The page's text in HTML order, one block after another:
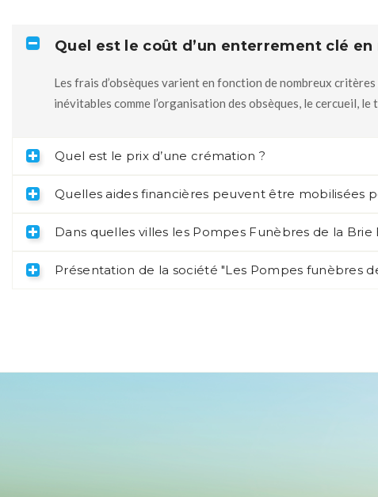
Quel est le coût d’un enterrement clé en
Les frais d’obsèques varient en fonction de nombreux
inévitables comme l’organisation des obsèques, le cercueil,
Quel est le prix d’une crémation ?
Quelles aides financières peuvent être mobilisées
Dans quelles villes les Pompes Funèbres de la
Présentation de la société "Les Pompes funèbres